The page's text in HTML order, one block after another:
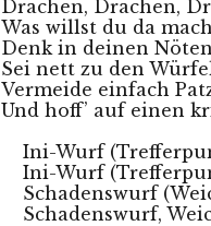
Drachen, Drachen,
Was willst du da
Denk in deinen
Sei nett zu den
Vermeide einfach
Und hoff’ auf einen
Ini-Wurf
Ini-Wurf
Schadenswurf
Schadenswurf,